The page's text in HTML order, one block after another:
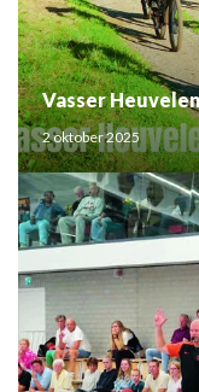
2 oktober 2025